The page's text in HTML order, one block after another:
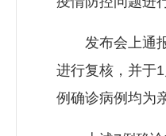
发布会上通报
进行复核，并于
例确诊病例均为